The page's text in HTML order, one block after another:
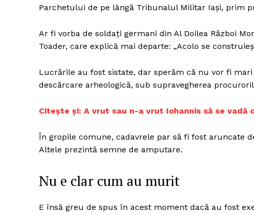
Un proiect
FREEDOM
Parchetului de pe lângă Tribunalul Militar Iaşi, prim
Ar fi vorba de soldaţi germani din Al Doilea Război
Toader, care explică mai departe: „Acolo se
Lucrările au fost sistate, dar sperăm că nu vor fi
descărcare arheologică, sub supravegherea
Citește și: A vrut sau n-a vrut Iohannis să se vadă
În gropile comune, cadavrele par să fi fost aruncate
Altele prezintă semne de amputare.
Nu e clar cum au murit
E însă greu de spus în acest moment dacă au fost